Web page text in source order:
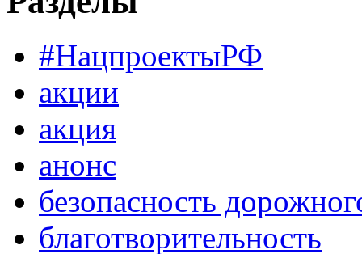
#НацпроектыРФ
акции
акция
анонс
безопасность
благотворительность